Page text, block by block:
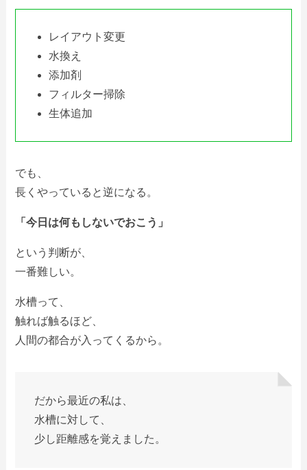
レイアウト変更
水換え
添加剤
フィルター掃除
生体追加
でも、
長くやっていると逆になる。
「今日は何もしないでおこう」
という判断が、
一番難しい。
水槽って、
触れば触るほど、
人間の都合が入ってくるから。
だから最近の私は、
水槽に対して、
少し距離感を覚えました。